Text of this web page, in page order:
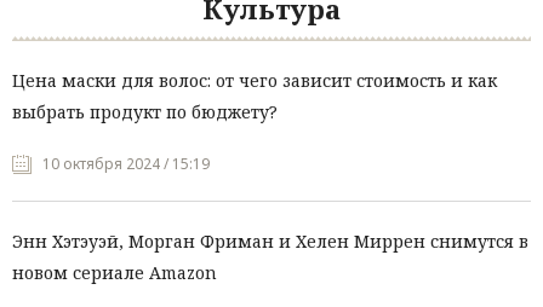
Культура
Цена маски для волос: от чего зависит стоимость и как
выбрать продукт по бюджету?
10 октября 2024 / 15:19
Энн Хэтэуэй, Морган Фриман и Хелен Миррен снимутся в
новом сериале Amazon